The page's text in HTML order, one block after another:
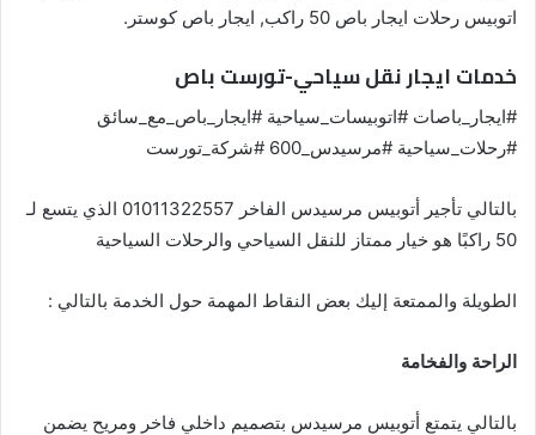
اتوبيس رحلات ايجار باص 50 راكب, ايجار باص كوستر.
خدمات ايجار نقل سياحي-تورست باص
#ايجار_باصات #اتوبيسات_سياحية #ايجار_باص_مع_سائق
#رحلات_سياحية #مرسيدس_600 #شركة_تورست
بالتالي تأجير أتوبيس مرسيدس الفاخر 01011322557 الذي يتسع لـ
50 راكبًا هو خيار ممتاز للنقل السياحي والرحلات السياحية
الطويلة والممتعة إليك بعض النقاط المهمة حول الخدمة بالتالي :
الراحة والفخامة
بالتالي يتمتع أتوبيس مرسيدس بتصميم داخلي فاخر ومريح يضمن